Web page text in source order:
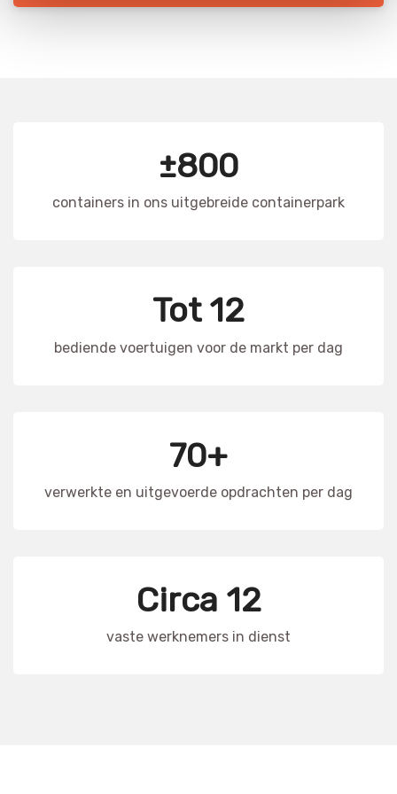
±800
containers in ons uitgebreide containerpark
Tot 12
bediende voertuigen voor de markt per dag
70+
verwerkte en uitgevoerde opdrachten per dag
Circa 12
vaste werknemers in dienst